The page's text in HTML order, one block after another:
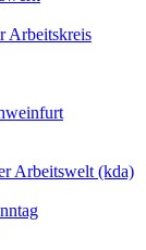
Arbeitskreis
Arbeitswelt (kda)